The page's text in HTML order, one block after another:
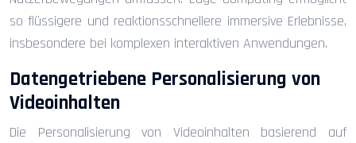
so flüssigere und reaktionsschnellere immersive Erlebnisse,
insbesondere bei komplexen interaktiven Anwendungen.
Datengetriebene Personalisierung von
Videoinhalten
Die Personalisierung von Videoinhalten basierend auf